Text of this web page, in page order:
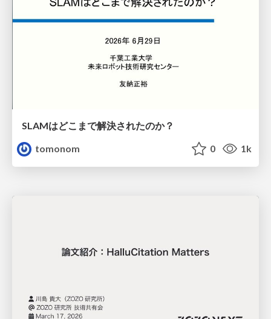
SLAMはどこまで解決されたのか？
tomonom
0 1k